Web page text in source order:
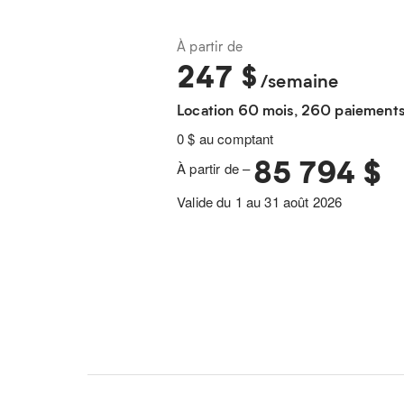
À partir de
247 $/semaine
Location 60 mois, 260 paiements
0 $ au comptant
À partir de –85 794 $
Valide du 1 au 31 août 2026